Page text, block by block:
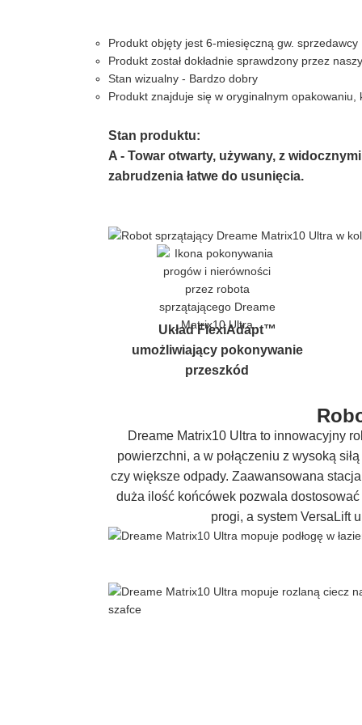
Produkt objęty jest 6-miesięczną gw. sprzedawcy
Produkt został dokładnie sprawdzony przez
Stan wizualny - Bardzo dobry
Produkt znajduje się w oryginalnym
Stan produktu:
A - Towar otwarty, używany, z
zabrudzenia łatwe do usunięcia.
Układ FlexiAdapt™
umożliwiający pokonywanie
przeszkód
Dreame Matrix10 Ultra to innowacyjny
powierzchni, a w połączeniu z wysoką
czy większe odpady. Zaawansowana
duża ilość końcówek pozwala
progi, a system VersaLift